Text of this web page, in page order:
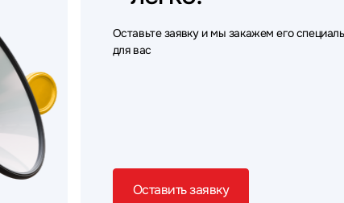
Оставьте заявку и мы закажем его
для вас
Оставить заявку